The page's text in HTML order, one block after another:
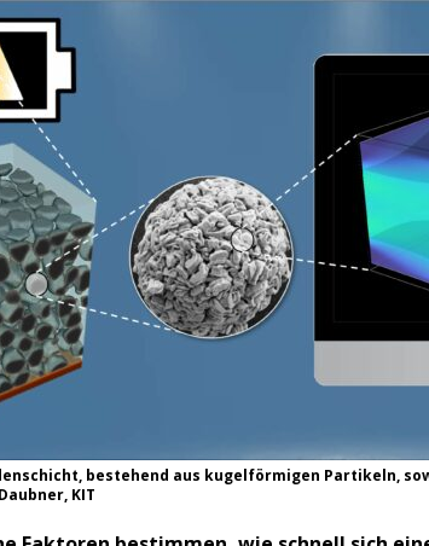
bestehend aus kugelförmigen Partikeln,
KIT